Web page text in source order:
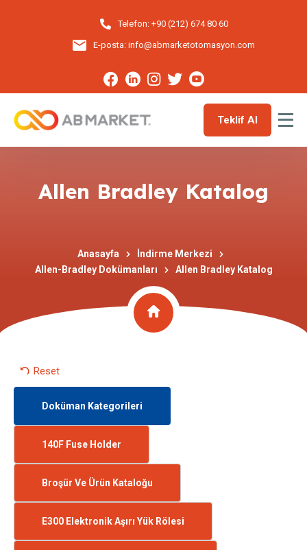
Telefon: +90 (212) 674 80 60
E-posta: info@abmarketotomasyon.com
Teklif Al
Allen Bradley Katalog
Anasayfa
İndirme Merkezi
Allen-Bradley Dokümanları
Allen Bradley Katalog
Reset
Doküman Kategorileri
140F Fuse Holder
Broşür Ve Ürün Kataloğu
E300 Elektronik Aşırı Yük Rölesi